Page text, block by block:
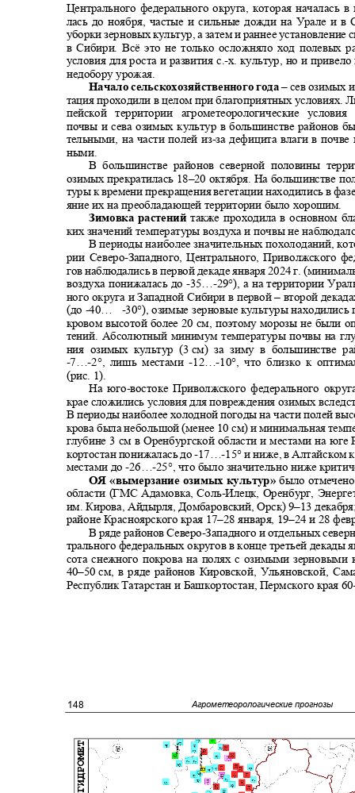
Центрального федерального округа, которая
лась до ноября, частые и сильные дожди на Урале и
уборки зерновых культур, а затем и раннее
в Сибири. Всё это не только осложняло ход полевых
условия для роста и развития с.-х. культур, но и
недобору урожая.
Начало сельскохозяйственного года–сев озимых
тация проходили в целом при благоприятных условиях.
пейской территории агрометеорологические
почвы и сева озимых культур в большинстве районов
тельными, на части полей из-за дефицита влаги в
ными.
В большинстве районов северной половины
озимых прекратилась 18–20 октября. На большинстве
туры к времени прекращения вегетации находились в
яние их на преобладающей территории было хорошим.
Зимовка растенийтакже проходила в основном
ких значений температуры воздуха и почвы не
В периоды наиболее значительных похолоданий,
рии Северо-Западного, Центрального, Приволжского
гов наблюдались в первой декаде января 2024 г.
воздуха понижалась до -35…-29°), а на территории
ного округа и Западной Сибири в первой– второй
(до -40… -30°), озимые зерновые культуры
кровом высотой более 20 см, поэтому морозы не были
тений. Абсолютный минимум температуры почвы на
ния озимых культур (3 см) за зиму в большинстве
-7…-2°, лишь местами-12…-10°, что близко к
(рис. 1).
На юго-востоке Приволжского федерального
крае сложились условия для повреждения озимых
В периоды наиболее холодной погоды на части полей
крова была небольшой (менее 10 см) и минимальная
глубине 3 см в Оренбургской области и местами на
кортостан понижалась до-17…-15° и ниже, в Алтайском
местами до-26…-25°, что было значительно ниже
ОЯ «вымерзание озимых культур»было
области (ГМС Адамовка, Соль-Илецк, Оренбург,
им. Кирова, Айдырля, Домбаровский, Орск) 9–13
районе Красноярского края 17–28 января, 19–24 и 28
В ряде районов Северо-Западного и отдельных
трального федеральных округов в конце третьей декады
сота снежного покрова на полях с озимыми
40–50см, в ряде районов Кировской, Ульяновской,
Республик Татарстан и Башкортостан, Пермского края 60
Агрометеорологические прогнозы
148